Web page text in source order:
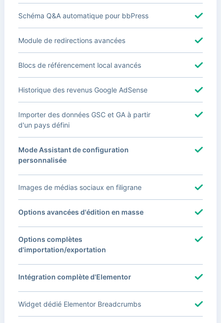
Schéma Q&A automatique pour bbPress
Module de redirections avancées
Blocs de référencement local avancés
Historique des revenus Google AdSense
Importer des données GSC et GA à partir
d'un pays défini
Mode Assistant de configuration
personnalisée
Images de médias sociaux en filigrane
Options avancées d'édition en masse
Options complètes
d'importation/exportation
Intégration complète d'Elementor
Widget dédié Elementor Breadcrumbs